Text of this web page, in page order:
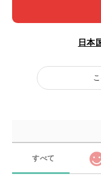
日本
すべて